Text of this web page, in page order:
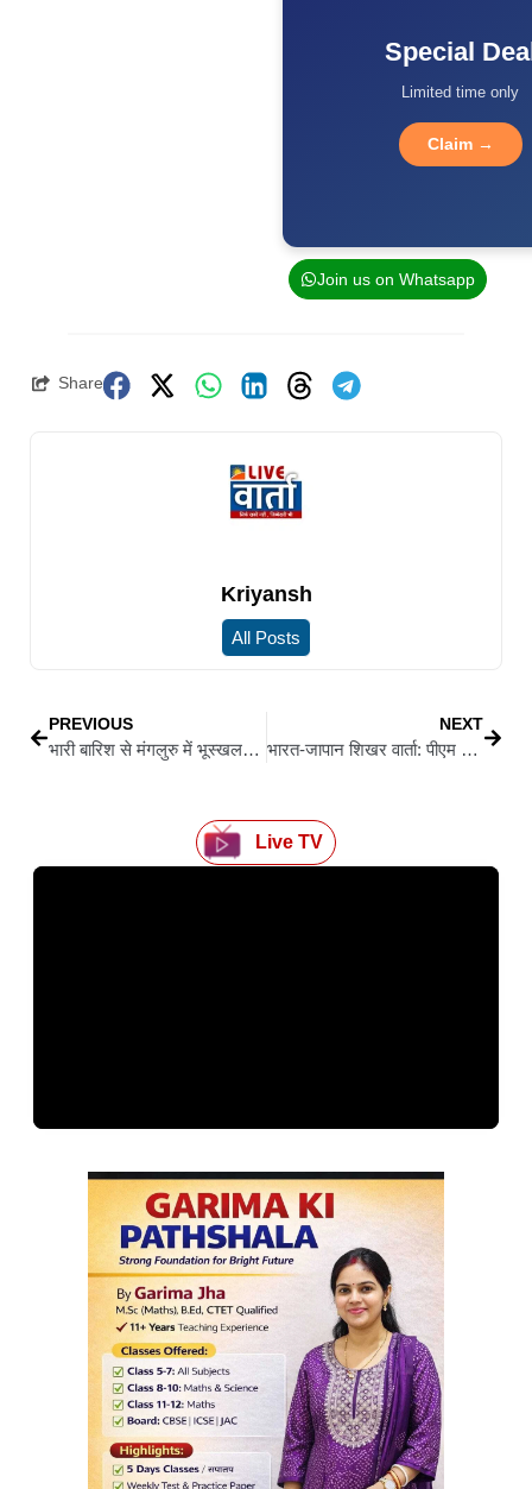
Special
Limited time only
Claim →
Join us on Whatsapp
Share
Kriyansh
All Posts
PREVIOUS
भारी बारिश से मंगलुरु में भूस्खलन का कहर: बिहार के एक ही परिवार के 3 की मौत, 3 घायल; एक झटके में उजड़ा घर
NEXT
भारत-जापान शिखर वार्ता: पीएम मोदी और प्रधानमंत्री सनाए तकाइची ने व्यापार, रक्षा और इंडो-पैसिफिक सहयोग पर की चर्चा
Live TV